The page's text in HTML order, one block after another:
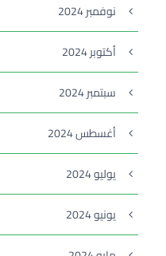
نوفمبر 2024
أكتوبر 2024
سبتمبر 2024
أغسطس 2024
يوليو 2024
يونيو 2024